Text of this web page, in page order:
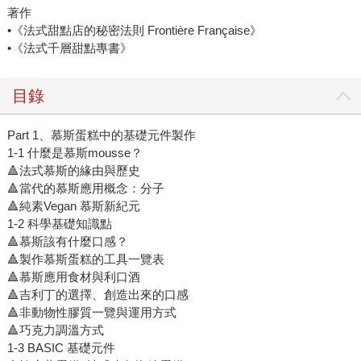
著作
•《法式甜點店的秘密法則 Frontière Française》
•《法式千層甜點專書》
目錄
Part 1、慕斯蛋糕中的基礎元件製作
1-1 什麼是慕斯mousse？
🔺法式慕斯的緣由與歷史
🔺當代的慕斯應用概念：分子
🔺純素Vegan 慕斯新紀元
1-2 科學基礎知識點
🔺慕斯該有什麼口感？
🔺製作慕斯蛋糕的工具一覽表
🔺慕斯應用食材與利口酒
🔺吉利丁的選擇、創造出來的口感
🔺非動物性膠質一覽與運用方式
🔺巧克力調溫方式
1-3 BASIC 基礎元件